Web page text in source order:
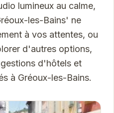
lumineux au calme,
les-Bains' ne
à vos attentes, ou
d'autres options,
d'hôtels et
à Gréoux-les-Bains.